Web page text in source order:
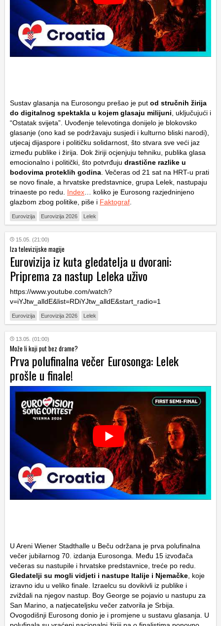
Sustav glasanja na Eurosongu prešao je put od stručnih žirija
do digitalnog spektakla u kojem glasaju milijuni , uključujući i
“Ostatak svijeta”. Uvođenje televotinga donijelo je blokovsko
glasanje (ono kad se podržavaju susjedi i kulturno bliski narodi),
utjecaj dijaspore i političku solidarnost, što stvara sve veći jaz
između publike i žirija. Dok žiriji ocjenjuju tehniku, publika glasa
emocionalno i politički, što potvrđuju drastične razlike u
bodovima proteklih godina . Večeras od 21 sat na HRT-u prati
se novo finale, a hrvatske predstavnice, grupa Lelek, nastupaju
trinaeste po redu. Index … koliko je Eurosong razjedninjeno
glazbom zbog politike, piše i Faktograf
Eurovizija Eurovizija 2026 Lelek
15.05. (21:00)
Iza televizijske magije
Eurovizija iz kuta gledatelja u dvorani:
Priprema za nastup Leleka uživo
https://www.youtube.com/watch?
v=iYJtw_alldE&list=RDiYJtw_alldE&start_radio=1
Eurovizija Eurovizija 2026 Lelek
13.05. (01:00)
Može li koji put bez drame?
Prva polufinalna večer Eurosonga: Lelek
prošle u finale!
U Areni Wiener Stadthalle u Beču održana je prva polufinalna
večer jubilarnog 70. izdanja Eurosonga. Među 15 izvođača
večeras su nastupile i hrvatske predstavnice, treće po redu.
Gledatelji su mogli vidjeti i nastupe Italije i Njemačke , koje
izravno idu u veliko finale. Izraelcu su dovikivli iz publike i
zviždali na njegov nastup. Boy George se pojavio u nastupu za
San Marino, a natjecateljsku večer zatvorila je Srbija.
Ovogodišnji Eurosong donio je i promjene u sustavu glasanja. U